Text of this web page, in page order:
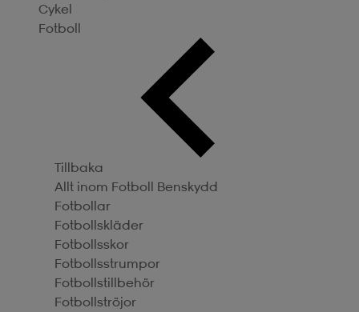
Cykel
Fotboll
Tillbaka
Allt inom Fotboll Benskydd
Fotbollar
Fotbollskläder
Fotbollsskor
Fotbollsstrumpor
Fotbollstillbehör
Fotbollströjor